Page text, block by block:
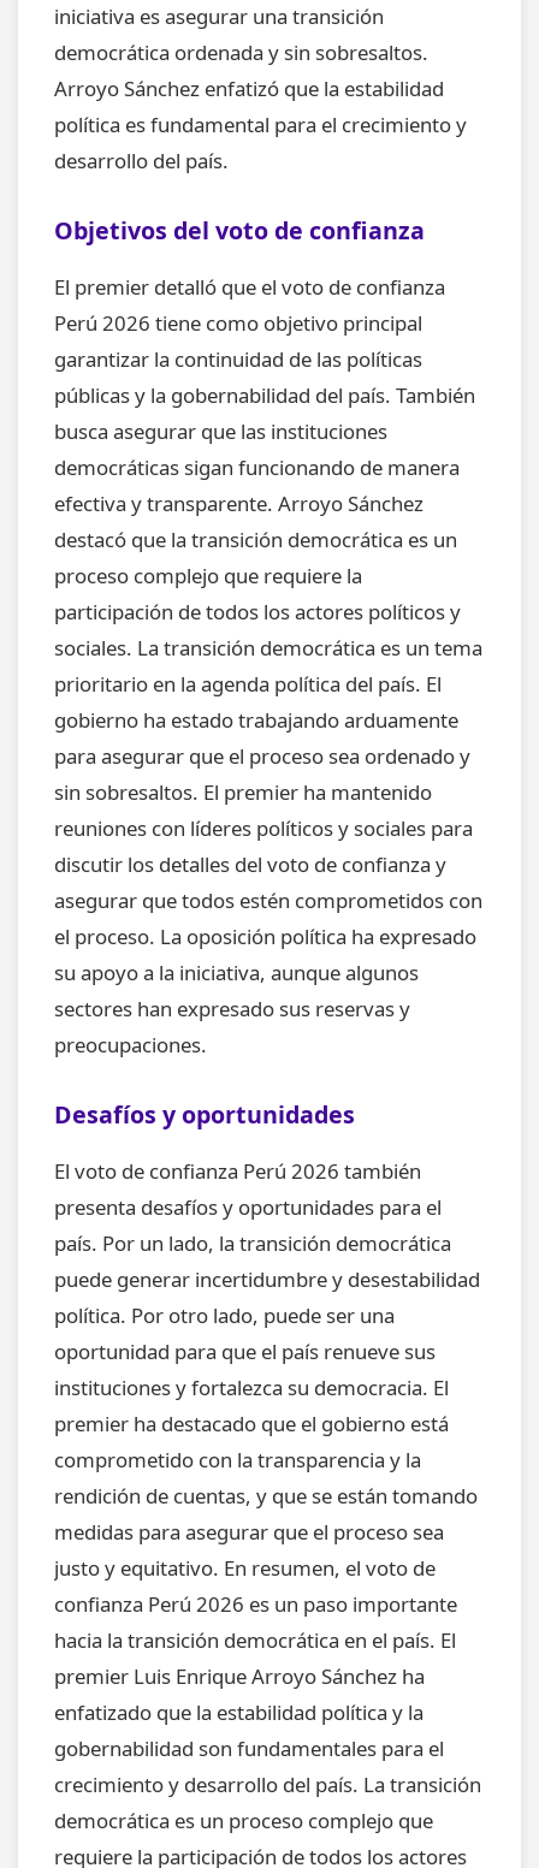
iniciativa es asegurar una transición
democrática ordenada y sin sobresaltos.
Arroyo Sánchez enfatizó que la estabilidad
política es fundamental para el crecimiento y
desarrollo del país.
Objetivos del voto de confianza
El premier detalló que el voto de confianza
Perú 2026 tiene como objetivo principal
garantizar la continuidad de las políticas
públicas y la gobernabilidad del país. También
busca asegurar que las instituciones
democráticas sigan funcionando de manera
efectiva y transparente. Arroyo Sánchez
destacó que la transición democrática es un
proceso complejo que requiere la
participación de todos los actores políticos y
sociales. La transición democrática es un tema
prioritario en la agenda política del país. El
gobierno ha estado trabajando arduamente
para asegurar que el proceso sea ordenado y
sin sobresaltos. El premier ha mantenido
reuniones con líderes políticos y sociales para
discutir los detalles del voto de confianza y
asegurar que todos estén comprometidos con
el proceso. La oposición política ha expresado
su apoyo a la iniciativa, aunque algunos
sectores han expresado sus reservas y
preocupaciones.
Desafíos y oportunidades
El voto de confianza Perú 2026 también
presenta desafíos y oportunidades para el
país. Por un lado, la transición democrática
puede generar incertidumbre y desestabilidad
política. Por otro lado, puede ser una
oportunidad para que el país renueve sus
instituciones y fortalezca su democracia. El
premier ha destacado que el gobierno está
comprometido con la transparencia y la
rendición de cuentas, y que se están tomando
medidas para asegurar que el proceso sea
justo y equitativo. En resumen, el voto de
confianza Perú 2026 es un paso importante
hacia la transición democrática en el país. El
premier Luis Enrique Arroyo Sánchez ha
enfatizado que la estabilidad política y la
gobernabilidad son fundamentales para el
crecimiento y desarrollo del país. La transición
democrática es un proceso complejo que
requiere la participación de todos los actores